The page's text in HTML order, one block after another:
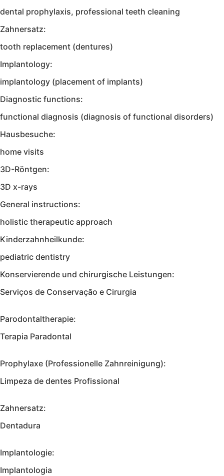
dental prophylaxis, professional teeth cleaning
Zahnersatz:
tooth replacement (dentures)
Implantology:
implantology (placement of implants)
Diagnostic functions:
functional diagnosis (diagnosis of functional disorders)
Hausbesuche:
home visits
3D-Röntgen:
3D x-rays
General instructions:
holistic therapeutic approach
Kinderzahnheilkunde:
pediatric dentistry
Konservierende und chirurgische Leistungen:
Serviços de Conservação e Cirurgia
Parodontaltherapie:
Terapia Paradontal
Prophylaxe (Professionelle Zahnreinigung):
Limpeza de dentes Profissional
Zahnersatz:
Dentadura
Implantologie:
Implantologia